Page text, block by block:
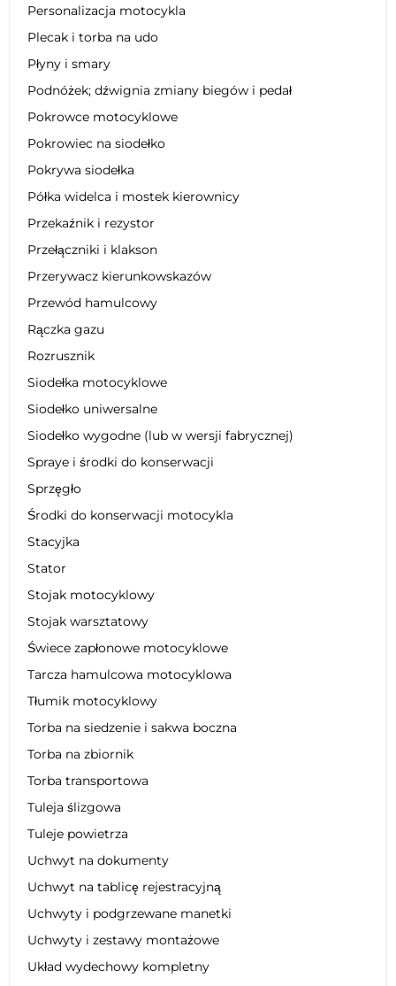
Personalizacja motocykla
Plecak i torba na udo
Płyny i smary
Podnóżek; dźwignia zmiany biegów i pedał
Pokrowce motocyklowe
Pokrowiec na siodełko
Pokrywa siodełka
Półka widelca i mostek kierownicy
Przekaźnik i rezystor
Przełączniki i klakson
Przerywacz kierunkowskazów
Przewód hamulcowy
Rączka gazu
Rozrusznik
Siodełka motocyklowe
Siodełko uniwersalne
Siodełko wygodne (lub w wersji fabrycznej)
Spraye i środki do konserwacji
Sprzęgło
Środki do konserwacji motocykla
Stacyjka
Stator
Stojak motocyklowy
Stojak warsztatowy
Świece zapłonowe motocyklowe
Tarcza hamulcowa motocyklowa
Tłumik motocyklowy
Torba na siedzenie i sakwa boczna
Torba na zbiornik
Torba transportowa
Tuleja ślizgowa
Tuleje powietrza
Uchwyt na dokumenty
Uchwyt na tablicę rejestracyjną
Uchwyty i podgrzewane manetki
Uchwyty i zestawy montażowe
Układ wydechowy kompletny